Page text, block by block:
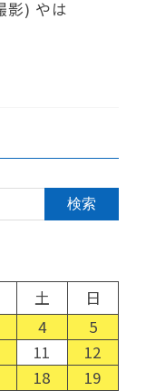
影) やは
土
日
4
5
11
12
18
19